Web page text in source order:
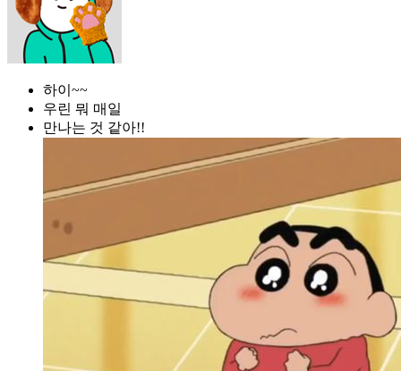
하이~~
우린 뭐 매일
만나는 것 같아!!